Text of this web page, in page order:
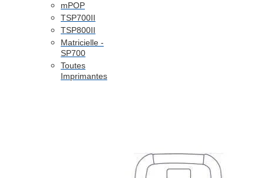
mPOP
TSP700II
TSP800II
Matricielle -
SP700
Toutes
Imprimantes